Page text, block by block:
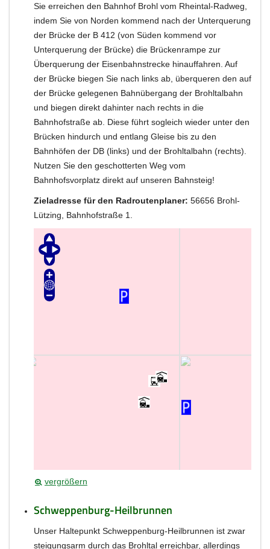
Sie erreichen den Bahnhof Brohl vom Rheintal-Radweg,
indem Sie von Norden kommend nach der Unterquerung
der Brücke der B 412 (von Süden kommend vor
Unterquerung der Brücke) die Brückenrampe zur
Überquerung der Eisenbahnstrecke hinauffahren. Auf
der Brücke biegen Sie nach links ab, überqueren den auf
der Brücke gelegenen Bahnübergang der Brohltalbahn
und biegen direkt dahinter nach rechts in die
Bahnhofstraße ab. Diese führt sogleich wieder unter den
Brücken hindurch und entlang Gleise bis zu den
Bahnhöfen der DB (links) und der Brohltalbahn (rechts).
Nutzen Sie den geschotterten Weg vom
Bahnhofsvorplatz direkt auf unseren Bahnsteig!
Zieladresse für den Radroutenplaner: 56656 Brohl-
Lützing, Bahnhofstraße 1.
vergrößern
Schweppenburg-Heilbrunnen
Unser Haltepunkt Schweppenburg-Heilbrunnen ist zwar
steigungsarm durch das Brohltal erreichbar, allerdings